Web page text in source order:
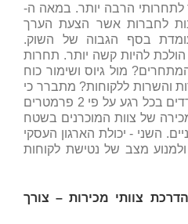
לתחרותי הרבה יותר. במאה ה-
לחברות אשר הצעת הערך
בסף הגבוה של השוק.
להיות קשה יותר. תחרות
מול גיוס ושימור כוח
והשרות ללקוחות? מתברר כי
כל ארגון וחברה עסקית נמדדים בכל רגע על פי 2 פרמטרים
של צוות המוכרנים בשטח
השני - יכולת הארגון העסקי
ולמנוע מצב של נטישת לקוחות
צוותי מכירות – צורך